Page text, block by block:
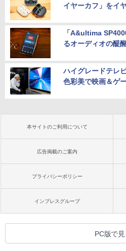
イヤーカフ」をイ
「A&ultima
るオーディオの醍
ハイグレードテレ
色彩美で映画＆ゲ
本サイトのご利用について
広告掲載のご案内
プライバシーポリシー
インプレスグループ
PC版で見